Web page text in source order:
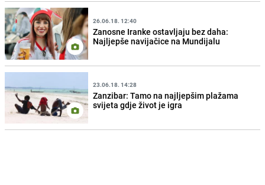
26.06.18. 12:40
Zanosne Iranke ostavljaju bez daha:
Najljepše navijačice na Mundijalu
23.06.18. 14:28
Zanzibar: Tamo na najljepšim plažama
svijeta gdje život je igra